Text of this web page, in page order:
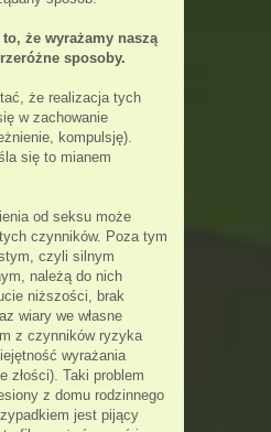
że wyrażamy naszą
sposoby.
że realizacja tych
w zachowanie
kompulsję).
się to mianem
od seksu może
czynników. Poza tym
czyli silnym
należą do nich
niższości, brak
wiary we własne
z czynników ryzyka
wyrażania
złości). Taki problem
z domu rodzinnego
jest pijący